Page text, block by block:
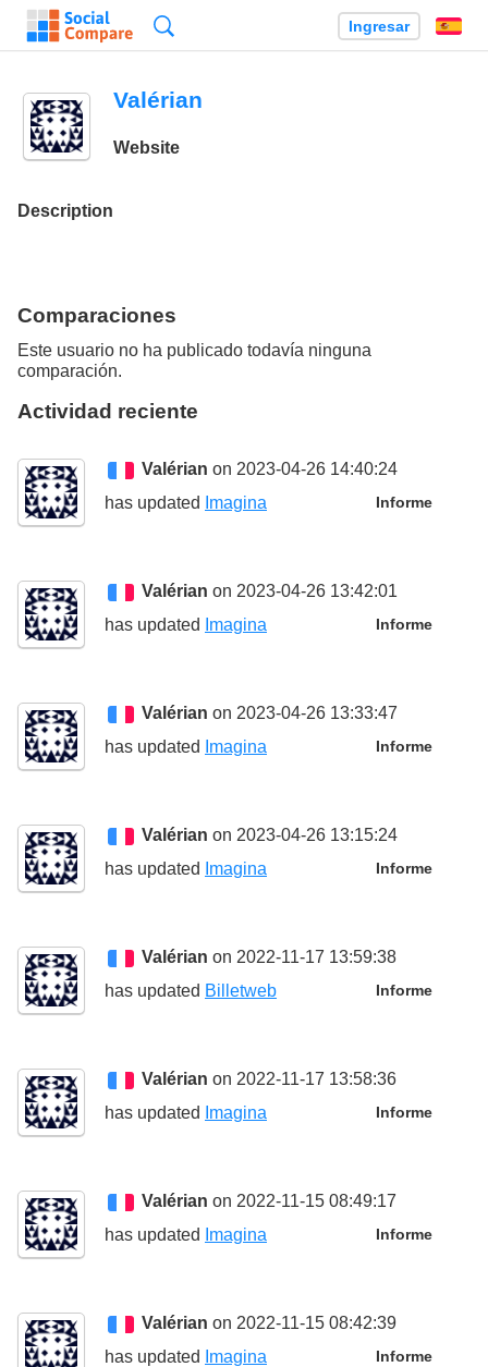
Ingresar
Valérian
Website
Description
Comparaciones
Este usuario no ha publicado todavía ninguna
comparación.
Actividad reciente
Valérian on 2023-04-26 14:40:24
Informe
has updated Imagina
Valérian on 2023-04-26 13:42:01
Informe
has updated Imagina
Valérian on 2023-04-26 13:33:47
Informe
has updated Imagina
Valérian on 2023-04-26 13:15:24
Informe
has updated Imagina
Valérian on 2022-11-17 13:59:38
Informe
has updated Billetweb
Valérian on 2022-11-17 13:58:36
Informe
has updated Imagina
Valérian on 2022-11-15 08:49:17
Informe
has updated Imagina
Valérian on 2022-11-15 08:42:39
Informe
has updated Imagina